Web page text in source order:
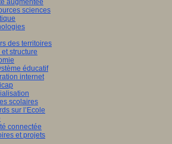
augmentée
sciences
des territoires
et structure
éducatif
internet
scolaires
sur l’Ecole
connectée
et projets